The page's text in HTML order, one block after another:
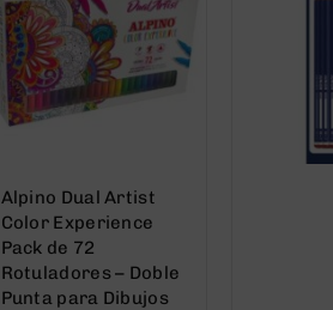
Alpino Dual Artist
Color Experience
Pack de 72
Rotuladores – Doble
Punta para Dibujos